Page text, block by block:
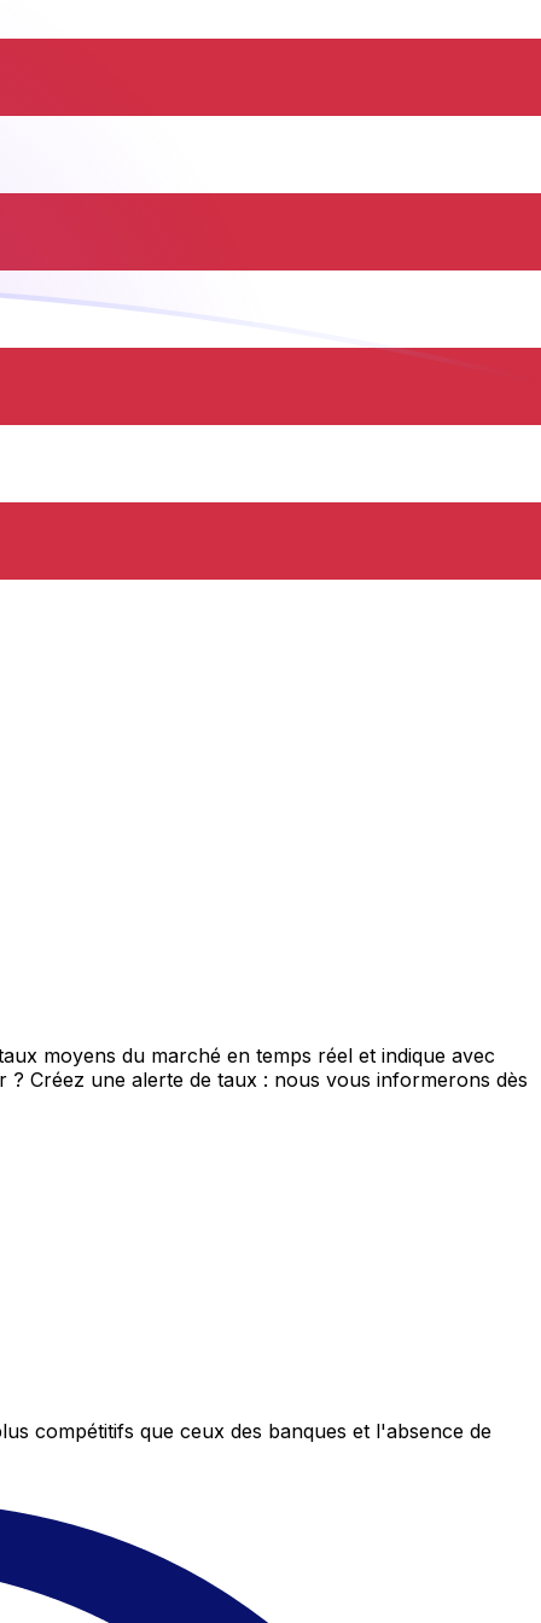
moyens du marché en temps réel et indique avec
Créez une alerte de taux : nous vous informerons dès
compétitifs que ceux des banques et l'absence de